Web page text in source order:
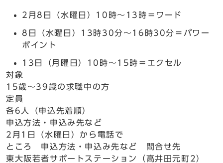
2月8日（水曜日）10時～13時＝ワード
8日（水曜日）13時30分～16時30分＝パワー
ポイント
13日（月曜日）10時～15時＝エクセル
対象
15歳～39歳の求職中の方
定員
各6人（申込先着順）
申込方法・申込み先など
2月1日（水曜日）から電話で
ところ 申込方法・申込み先など 問合せ先
東大阪若者サポートステーション（高井田元町2）